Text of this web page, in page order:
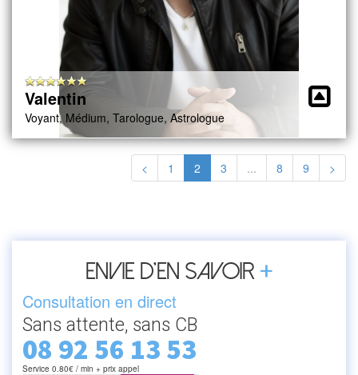
Valentin
Voyant, Médium, Tarologue, Astrologue
< 1 2 3 ... 8 9 >
Envie d’en savoir +
Consultation en direct
Sans attente, sans CB
08 92 56 13 53
Service 0.80€ / min + prix appel